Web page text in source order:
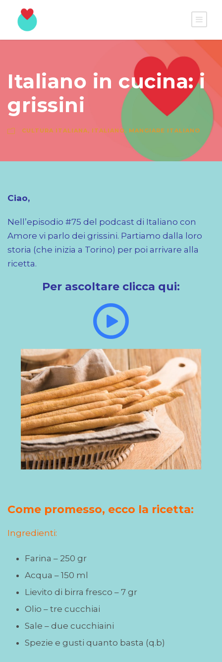
Italiano in cucina: i
grissini
CULTURA ITALIANA, ITALIANO, MANGIARE ITALIANO
Ciao,
Nell’episodio #75 del podcast di Italiano con
Amore vi parlo dei grissini. Partiamo dalla loro
storia (che inizia a Torino) per poi arrivare alla
ricetta.
Per ascoltare clicca qui:
Come promesso, ecco la ricetta:
Ingredienti:
Farina – 250 gr
Acqua – 150 ml
Lievito di birra fresco – 7 gr
Olio – tre cucchiai
Sale – due cucchiaini
Spezie e gusti quanto basta (q.b)